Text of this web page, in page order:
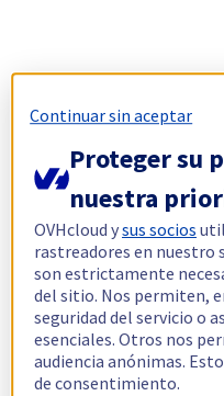
Continuar sin aceptar
Proteger su
nuestra
OVHcloud ysus socios
rastreadores en nuestro
son estrictamente
del sitio. Nos permiten,
seguridad del servicio o
esenciales. Otros nos
audiencia anónimas.
de consentimiento.